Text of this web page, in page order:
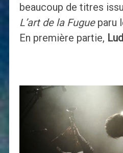
beaucoup de titres
L’art de la Fugueparu
En première partie,